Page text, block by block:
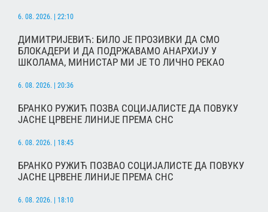
6. 08. 2026. | 22:10
ДИМИТРИЈЕВИЋ: БИЛО ЈЕ ПРОЗИВКИ ДА СМО
БЛОКАДЕРИ И ДА ПОДРЖАВАМО АНАРХИЈУ У
ШКОЛАМА, МИНИСТАР МИ ЈЕ ТО ЛИЧНО РЕКАО
6. 08. 2026. | 20:36
БРАНКО РУЖИЋ ПОЗВА СОЦИЈАЛИСТЕ ДА ПОВУКУ
ЈАСНЕ ЦРВЕНЕ ЛИНИЈЕ ПРЕМА СНС
6. 08. 2026. | 18:45
БРАНКО РУЖИЋ ПОЗВАО СОЦИЈАЛИСТЕ ДА ПОВУКУ
ЈАСНЕ ЦРВЕНЕ ЛИНИЈЕ ПРЕМА СНС
6. 08. 2026. | 18:10